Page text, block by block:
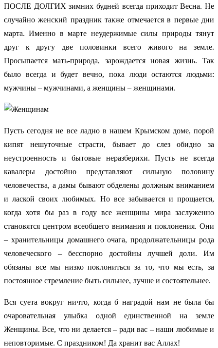
ПОСЛЕ ДОЛГИХ зимних будней всегда приходит Весна. Не
случайно женский праздник также отмечается в первые дни
марта. Именно в марте неудержимые силы природы тянут
друг к другу две половинки всего живого на земле.
Просыпается мать-природа, зарождается новая жизнь. Так
было всегда и будет вечно, пока люди остаются людьми:
мужчины – мужчинами, а женщины – женщинами.
Пусть сегодня не все ладно в нашем Крымском доме, порой
кипят нешуточные страсти, бывает до слез обидно за
неустроенность и бытовые неразберихи. Пусть не всегда
кавалеры достойно представляют сильную половину
человечества, а дамы бывают обделены должным вниманием
и лаской своих любимых. Но все забывается и прощается,
когда хотя бы раз в году все женщины мира заслуженно
становятся центром всеобщего внимания и поклонения. Они
– хранительницы домашнего очага, продолжательницы рода
человеческого – бесспорно достойны лучшей доли. Им
обязаны все мы низко поклониться за то, что мы есть, за
постоянное стремление быть сильнее, лучше и состоятельнее.
Вся суета вокруг ничто, когда б наградой нам не была бы
очаровательная улыбка одной единственной на земле
Женщины. Все, что ни делается – ради вас – наши любимые и
неповторимые. С праздником! Да хранит вас Аллах!